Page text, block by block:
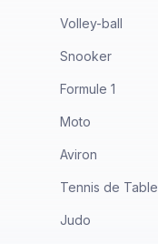
Volley-ball
Snooker
Formule 1
Moto
Aviron
Tennis de Table
Judo